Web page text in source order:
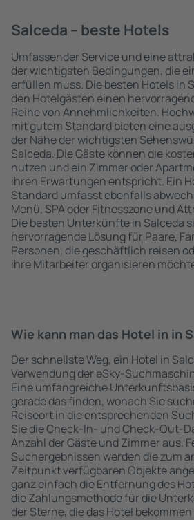
Salceda – beste Hotels
Umfassender Service und eine
der wichtigsten Bedingungen, die
erfüllen muss. Die besten Hotels in
den Hotelgästen einen
Reihe von Annehmlichkeiten.
mit gutem Standard bieten eine
der Nähe der wichtigsten
Salceda. Die Gäste können die
nutzen und ein Zimmer oder
ihren Erwartungen entspricht. Ein
Standard umfasst ebenfalls
Menü, SPA oder Fitnesszone und
Die besten Unterkünfte in Salceda
hervorragende Lösung für Paare,
Personen, die geschäftlich reisen
ihre Mitarbeiter organisieren
Wie kann man das Hotel in in
Der schnellste Weg, ein Hotel in
Verwendung der eSky-
Eine umfangreiche
gerade das finden, wonach Sie
Reiseort in die entsprechenden
Sie die Check-In- und Check-Out-
Anzahl der Gäste und Zimmer aus.
Suchergebnissen werden die zum
Zeitpunkt verfügbaren Objekte
ganz einfach die Entfernung des
die Zahlungsmethode für die
der Sterne, die das Hotel